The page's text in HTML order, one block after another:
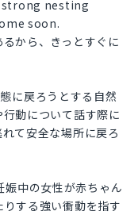
nesting
soon.
から、きっとすぐに
に戻ろうとする自然
動について話す際に
て安全な場所に戻ろ
中の女性が赤ちゃん
する強い衝動を指す